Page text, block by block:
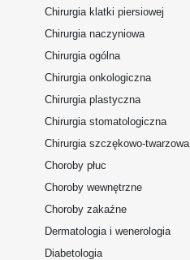
Chirurgia klatki piersiowej
Chirurgia naczyniowa
Chirurgia ogólna
Chirurgia onkologiczna
Chirurgia plastyczna
Chirurgia stomatologiczna
Chirurgia szczękowo-twarzowa
Choroby płuc
Choroby wewnętrzne
Choroby zakaźne
Dermatologia i wenerologia
Diabetologia